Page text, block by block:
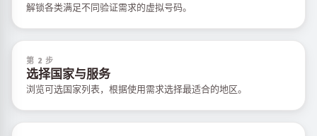
解锁各类满足不同验证需求的虚拟号码。
第 2 步
选择国家与服务
浏览可选国家列表，根据使用需求选择最适合的地区。